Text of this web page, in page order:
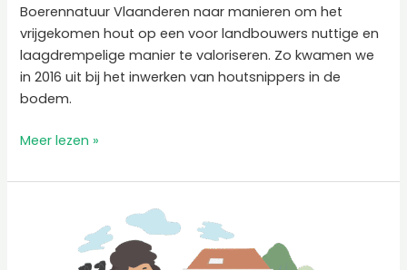
Boerennatuur Vlaanderen naar manieren om het
vrijgekomen hout op een voor landbouwers nuttige en
laagdrempelige manier te valoriseren. Zo kwamen we
in 2016 uit bij het inwerken van houtsnippers in de
bodem.
Meer lezen »